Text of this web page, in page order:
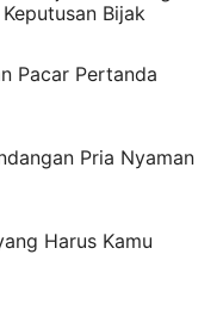
Bijak
Pacar Pertanda
Pria Nyaman
Harus Kamu